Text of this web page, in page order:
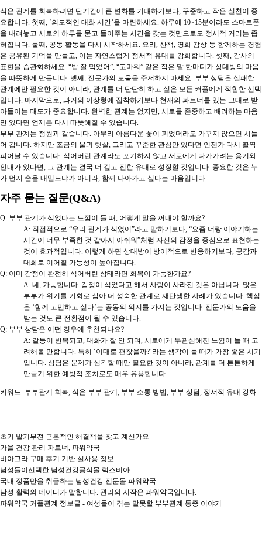
식은 관계를 회복하려면 단기간에 큰 변화를 기대하기보다, 꾸준하고 작은 실천이 중
요합니다. 첫째, ‘의도적인 대화 시간’을 마련하세요. 하루에 10~15분이라도 스마트폰
을 내려놓고 서로의 하루를 묻고 들어주는 시간을 갖는 것만으로도 정서적 거리는 좁
혀집니다. 둘째, 공동 활동을 다시 시작하세요. 요리, 산책, 영화 감상 등 함께하는 경험
은 공유된 기억을 만들고, 이는 자연스럽게 정서적 유대를 강화합니다. 셋째, 감사의
표현을 습관화하세요. “밥 잘 먹었어”, “고마워” 같은 작은 말 한마디가 상대방의 마음
을 따뜻하게 만듭니다. 넷째, 전문가의 도움을 주저하지 마세요. 부부 상담은 실패한
관계에만 필요한 것이 아니라, 관계를 더 단단히 하고 싶은 모든 커플에게 적합한 선택
입니다. 마지막으로, 과거의 이상형에 집착하기보다 현재의 파트너를 있는 그대로 받
아들이는 태도가 중요합니다. 완벽한 관계는 없지만, 서로를 존중하고 배려하는 마음
만 있다면 언제든 다시 따뜻해질 수 있습니다.
부부 관계는 정원과 같습니다. 아무리 아름다운 꽃이 피었더라도 가꾸지 않으면 시들
어 갑니다. 하지만 조금의 물과 햇살, 그리고 꾸준한 관심만 있다면 언젠가 다시 활짝
피어날 수 있습니다. 식어버린 관계라도 포기하지 않고 서로에게 다가가려는 용기와
인내가 있다면, 그 관계는 결국 더 깊고 진한 유대로 성장할 것입니다. 중요한 것은 누
가 먼저 손을 내밀느냐가 아니라, 함께 나아가고 싶다는 마음입니다.
자주 묻는 질문(Q&A)
Q: 부부 관계가 식었다는 느낌이 들 때, 어떻게 말을 꺼내야 할까요?
A: 직접적으로 “우리 관계가 식었어”라고 말하기보다, “요즘 너랑 이야기하는
시간이 너무 부족한 것 같아서 아쉬워”처럼 자신의 감정을 중심으로 표현하는
것이 효과적입니다. 이렇게 하면 상대방이 방어적으로 반응하기보다, 공감과
대화로 이어질 가능성이 높아집니다.
Q: 이미 감정이 완전히 식어버린 상태라면 회복이 가능한가요?
A: 네, 가능합니다. 감정이 식었다고 해서 사랑이 사라진 것은 아닙니다. 많은
부부가 위기를 기회로 삼아 더 성숙한 관계로 재탄생한 사례가 있습니다. 핵심
은 ‘함께 고민하고 싶다’는 공동의 의지를 가지는 것입니다. 전문가의 도움을
받는 것도 큰 전환점이 될 수 있습니다.
Q: 부부 상담은 어떤 경우에 추천되나요?
A: 갈등이 반복되고, 대화가 잘 안 되며, 서로에게 무관심해진 느낌이 들 때 고
려해볼 만합니다. 특히 ‘이대로 괜찮을까?’라는 생각이 들 때가 가장 좋은 시기
입니다. 상담은 문제가 심각할 때만 필요한 것이 아니라, 관계를 더 튼튼하게
만들기 위한 예방적 조치로도 매우 유용합니다.
키워드: 부부관계 회복, 식은 부부 관계, 부부 소통 방법, 부부 상담, 정서적 유대 강화
초기 발기부전 근본적인 해결책을 찾고 계신가요
가을 건강 관리 파트너, 파워약국
비아그라 구매 후기 기반 실사용 정보
남성들이선택한 남성건강공식몰 럭스비아
국내 정품만을 취급하는 남성건강 전문몰 파워약국
남성 활력의 데이터가 말합니다. 관리의 시작은 파워약국입니다.
파워약국 커플관계 정보글 - 여성들이 겪는 말못할 부부관계 통증 이야기